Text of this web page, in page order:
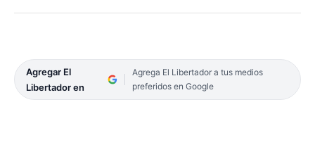
Agregar El
Libertador en
Agrega El Libertador a tus medios
preferidos en Google